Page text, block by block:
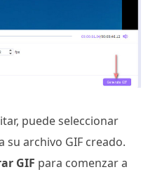
puede seleccionar
su archivo GIF creado.
GIF para comenzar a